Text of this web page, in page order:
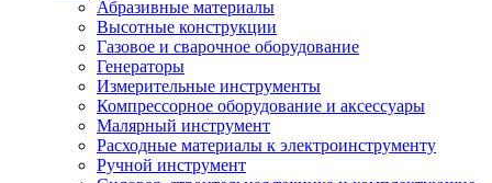
Абразивные материалы
Высотные конструкции
Газовое и сварочное оборудование
Генераторы
Измерительные инструменты
Компрессорное оборудование и аксессуары
Малярный инструмент
Расходные материалы к электроинструменту
Ручной инструмент